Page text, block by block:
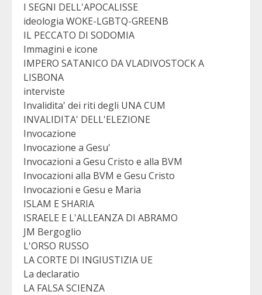
I SEGNI DELL'APOCALISSE
ideologia WOKE-LGBTQ-GREENB
IL PECCATO DI SODOMIA
Immagini e icone
IMPERO SATANICO DA VLADIVOSTOCK A
LISBONA
interviste
Invalidita' dei riti degli UNA CUM
INVALIDITA' DELL'ELEZIONE
Invocazione
Invocazione a Gesu'
Invocazioni a Gesu Cristo e alla BVM
Invocazioni alla BVM e Gesu Cristo
Invocazioni e Gesu e Maria
ISLAM E SHARIA
ISRAELE E L'ALLEANZA DI ABRAMO
JM Bergoglio
L'ORSO RUSSO
LA CORTE DI INGIUSTIZIA UE
La declaratio
LA FALSA SCIENZA